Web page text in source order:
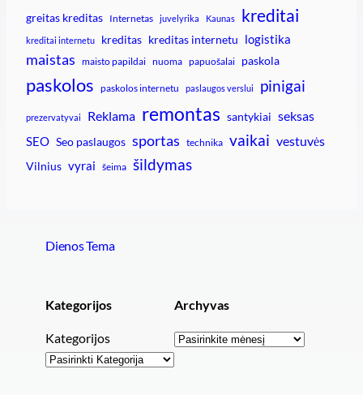
greitas kreditas Internetas juvelyrika Kaunas kreditai
kreditai internetu kreditas kreditas internetu logistika
maistas maisto papildai nuoma papuošalai paskola
paskolos paskolos internetu paslaugos verslui pinigai
prezervatyvai Reklama remontas santykiai seksas
SEO Seo paslaugos sportas technika vaikai vestuvės
Vilnius vyrai šeima šildymas
Dienos Tema
Kategorijos
Kategorijos
Archyvas
Archyvai